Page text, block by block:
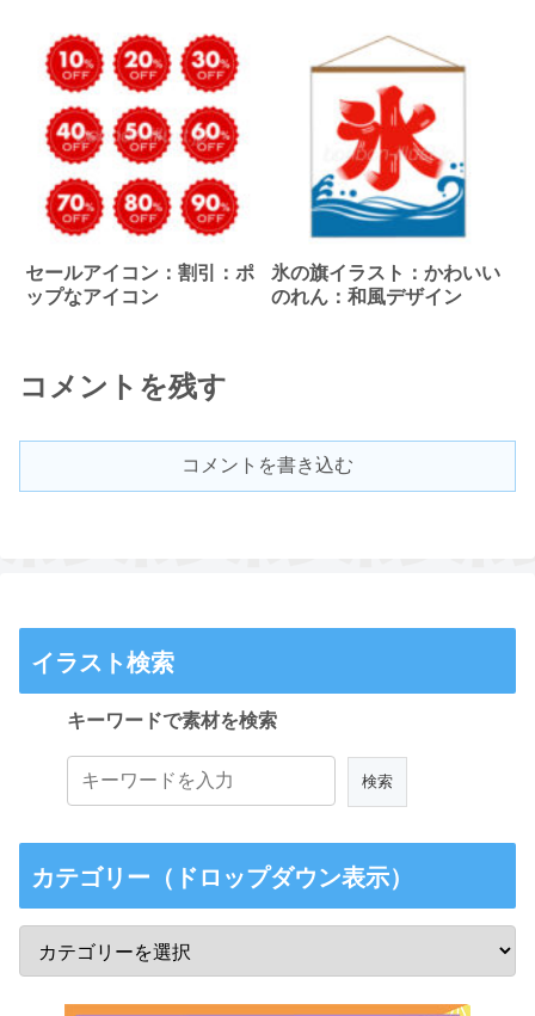
セールアイコン：割引：ポ
ップなアイコン
氷の旗イラスト：かわいい
のれん：和風デザイン
コメントを残す
コメントを書き込む
イラスト検索
キーワードで素材を検索
カテゴリー（ドロップダウン表示）